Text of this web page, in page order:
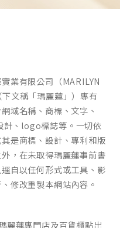
業有限公司（MARILYN
文稱「瑪麗蓮」）專有
域名稱、商標、文字、
計、logo標誌等。一切依
是商標、設計、專利和版
，在未取得瑪麗蓮事前書
自以任何形式或工具、影
修改重製本網站內容。
麗蓮專門店及百貨櫃點出